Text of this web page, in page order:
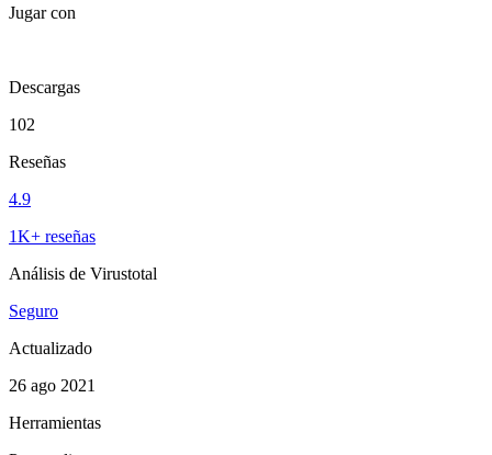
Jugar con
Descargas
102
Reseñas
4.9
1K+ reseñas
Análisis de Virustotal
Seguro
Actualizado
26 ago 2021
Herramientas